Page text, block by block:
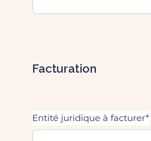
Facturation
Entité juridique à facturer*